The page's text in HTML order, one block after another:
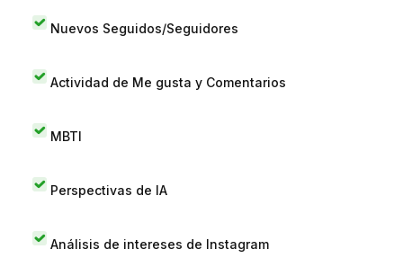
Nuevos Seguidos/Seguidores
Actividad de Me gusta y Comentarios
MBTI
Perspectivas de IA
Análisis de intereses de Instagram